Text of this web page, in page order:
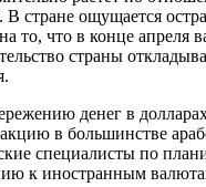
стране ощущается
то, что в конце
страны
денег в
в большинстве
специалисты по
к иностранным